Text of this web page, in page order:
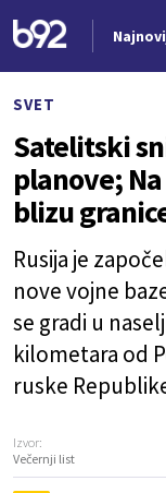
SVET
Satelitski
planove;
blizu
Rusija je
nove vojne
se gradi u
kilometara od
ruske
Izvor:
Večernji list